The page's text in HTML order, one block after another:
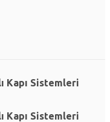
Kapı Sistemleri
Kapı Sistemleri